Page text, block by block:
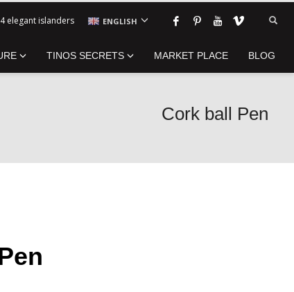
elegant islanders ENGLISH
TINOS SECRETS MARKET PLACE BLOG
Cork ball Pen